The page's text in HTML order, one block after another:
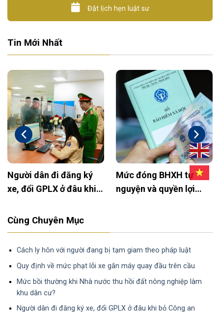
Đặt lịch hẹn luật sư
Tin Mới Nhất
Người dân đi đăng ký
xe, đổi GPLX ở đâu khi
Mức đóng BHXH tự
nguyện và quyền lợi
Cùng Chuyên Mục
Cách ly hôn với người đang bị tạm giam theo pháp luật
Quy định về mức phạt lỗi xe gắn máy quay đầu trên cầu
Mức bồi thường khi Nhà nước thu hồi đất nông nghiệp làm
khu dân cư?
Người dân đi đăng ký xe, đổi GPLX ở đâu khi bỏ Công an